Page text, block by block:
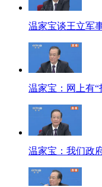
温家宝谈王立军
温家宝：网上有
温家宝：我们政